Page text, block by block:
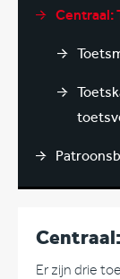
Centraal:
Er zijn drie